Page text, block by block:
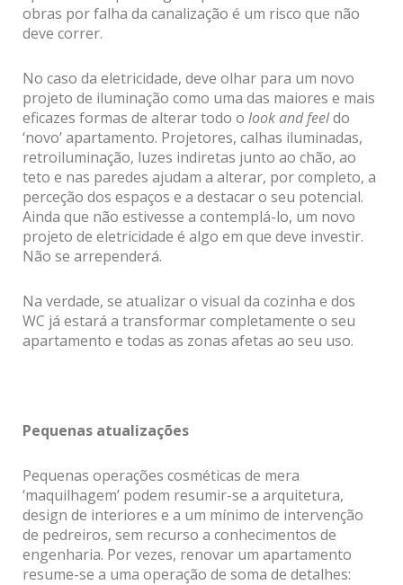
obras por falha da canalização é um risco que não
deve correr.
No caso da eletricidade, deve olhar para um novo
projeto de iluminação como uma das maiores e mais
eficazes formas de alterar todo o look and feeldo
‘novo’ apartamento. Projetores, calhas iluminadas,
retroiluminação, luzes indiretas junto ao chão, ao
teto e nas paredes ajudam a alterar, por completo, a
perceção dos espaços e a destacar o seu potencial.
Ainda que não estivesse a contemplá-lo, um novo
projeto de eletricidade é algo em que deve investir.
Não se arrependerá.
Na verdade, se atualizar o visual da cozinha e dos
WC já estará a transformar completamente o seu
apartamento e todas as zonas afetas ao seu uso.
Pequenas atualizações
Pequenas operações cosméticas de mera
‘maquilhagem’ podem resumir-se a arquitetura,
design de interiores e a um mínimo de intervenção
de pedreiros, sem recurso a conhecimentos de
engenharia. Por vezes, renovar um apartamento
resume-se a uma operação de soma de detalhes: